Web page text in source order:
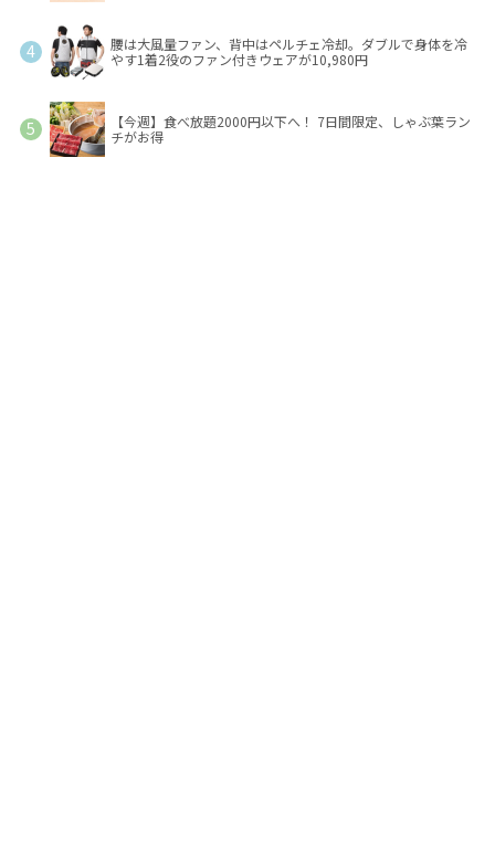
腰は大風量ファン、背中はペルチェ冷却。ダブルで身体を冷
やす1着2役のファン付きウェアが10,980円
【今週】食べ放題2000円以下へ！ 7日間限定、しゃぶ葉ラン
チがお得